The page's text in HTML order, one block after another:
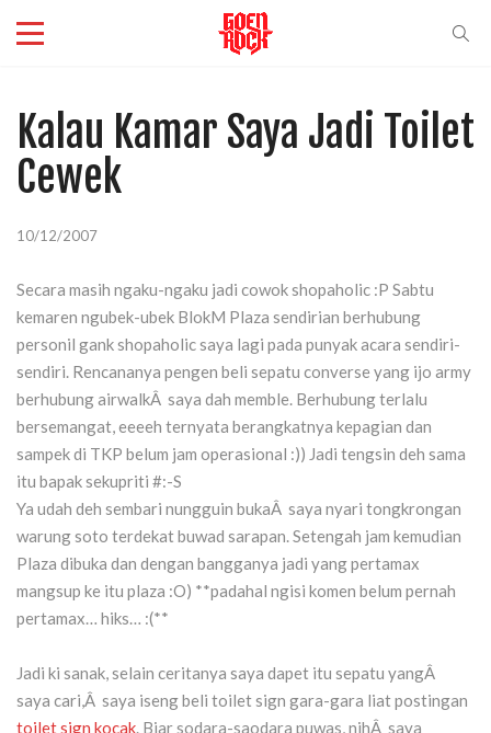
Kalau Kamar Saya Jadi Toilet
Cewek
10/12/2007
Secara masih ngaku-ngaku jadi cowok shopaholic :P Sabtu
kemaren ngubek-ubek BlokM Plaza sendirian berhubung
personil gank shopaholic saya lagi pada punyak acara sendiri-
sendiri. Rencananya pengen beli sepatu converse yang ijo army
berhubung airwalkÂ saya dah memble. Berhubung terlalu
bersemangat, eeeeh ternyata berangkatnya kepagian dan
sampek di TKP belum jam operasional :)) Jadi tengsin deh sama
itu bapak sekupriti #:-S
Ya udah deh sembari nungguin bukaÂ saya nyari tongkrongan
warung soto terdekat buwad sarapan. Setengah jam kemudian
Plaza dibuka dan dengan bangganya jadi yang pertamax
mangsup ke itu plaza :O) **padahal ngisi komen belum pernah
pertamax… hiks… :(**
Jadi ki sanak, selain ceritanya saya dapet itu sepatu yangÂ
saya cari,Â saya iseng beli toilet sign gara-gara liat postingan
toilet sign kocak. Biar sodara-saodara puwas, nihÂ saya